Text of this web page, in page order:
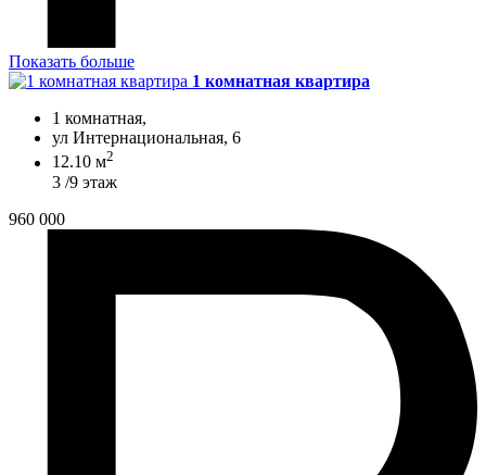
Показать больше
1 комнатная квартира
1 комнатная,
ул Интернациональная, 6
12.10 м2
3 /9 этаж
960 000